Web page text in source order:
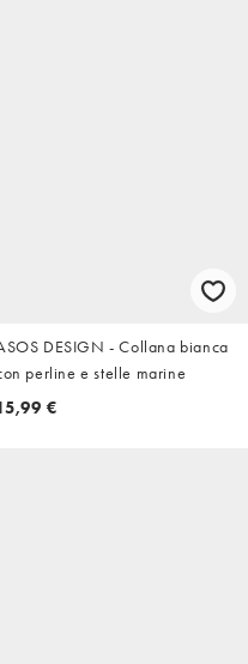
DESIGN - Collana bianca
perline e stelle marine
€